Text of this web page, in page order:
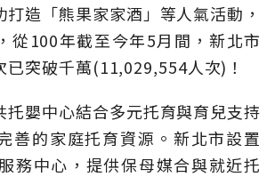
造「熊果家家酒」等人氣活動，
從100年截至今年5月間，新北市
已突破千萬(11,029,554人次)！
托嬰中心結合多元托育與育兒支持
善的家庭托育資源。新北市設置
務中心，提供保母媒合與就近托